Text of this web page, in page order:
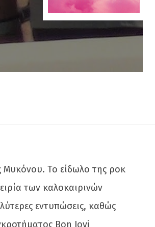
Μυκόνου. Το είδωλο της ροκ
των καλοκαιρινών
εντυπώσεις, καθώς
Bon Jovi